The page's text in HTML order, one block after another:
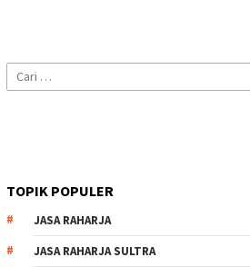
Cari
untuk:
TOPIK POPULER
JASA RAHARJA
JASA RAHARJA SULTRA